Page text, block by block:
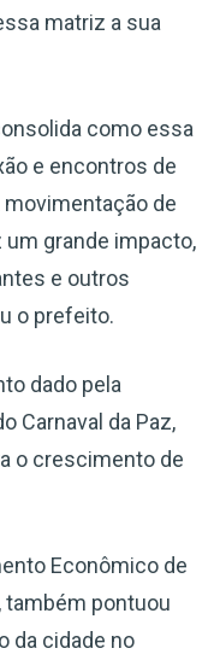
matriz a sua
como essa
e encontros de
de
grande impacto,
e outros
o prefeito.
dado pela
Carnaval da Paz,
o crescimento de
Econômico de
também pontuou
da cidade no